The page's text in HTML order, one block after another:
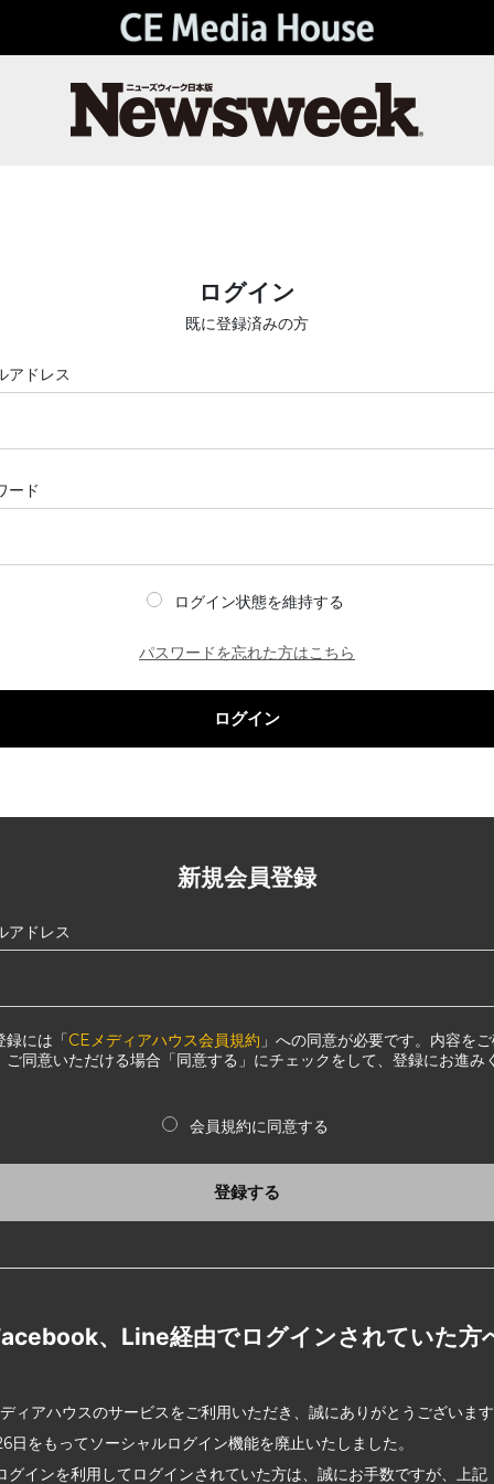
ログイン
既に登録済みの方
アドレス
ード
ログイン状態を維持する
パスワードを忘れた方はこちら
ログイン
新規会員登録
アドレス
録には「CEメディアハウス会員規約 」への同意が必要です。内容を
ご同意いただける場合「同意する」にチェックをして、登録にお進み
会員規約に同意する
登録する
、Line経由でログインされていた方
ィアハウスのサービスをご利用いただき、誠にありがとうございま
日をもってソーシャルログイン機能を廃止いたしました。
グインを利用してログインされていた方は、誠にお手数ですが、上記